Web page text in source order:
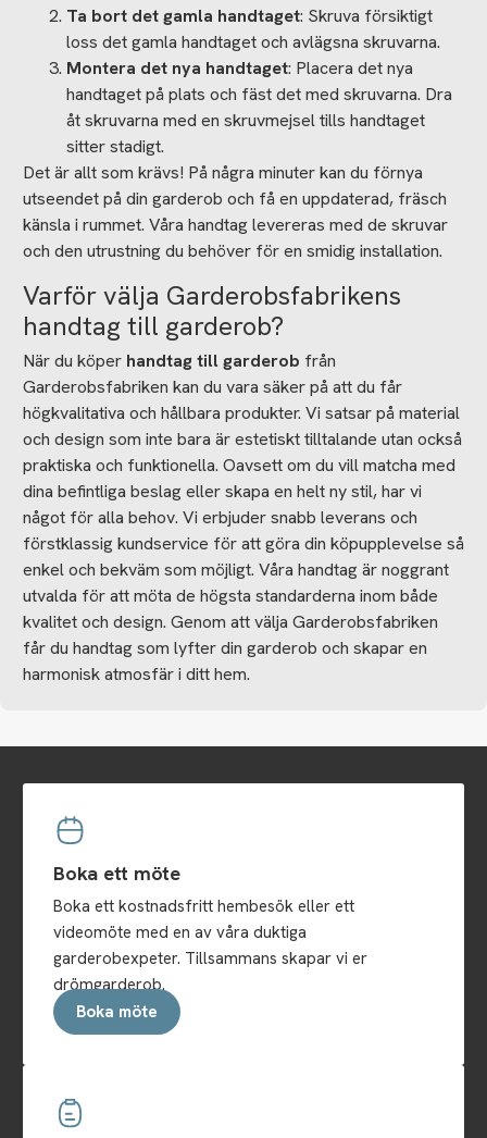
Ta bort det gamla handtaget: Skruva försiktigt
loss det gamla handtaget och avlägsna skruvarna.
Montera det nya handtaget: Placera det nya
handtaget på plats och fäst det med skruvarna. Dra
åt skruvarna med en skruvmejsel tills handtaget
sitter stadigt.
Det är allt som krävs! På några minuter kan du förnya
utseendet på din garderob och få en uppdaterad, fräsch
känsla i rummet. Våra handtag levereras med de skruvar
och den utrustning du behöver för en smidig installation.
Varför välja Garderobsfabrikens
handtag till garderob?
När du köper handtag till garderob från
Garderobsfabriken kan du vara säker på att du får
högkvalitativa och hållbara produkter. Vi satsar på material
och design som inte bara är estetiskt tilltalande utan också
praktiska och funktionella. Oavsett om du vill matcha med
dina befintliga beslag eller skapa en helt ny stil, har vi
något för alla behov. Vi erbjuder snabb leverans och
förstklassig kundservice för att göra din köpupplevelse så
enkel och bekväm som möjligt. Våra handtag är noggrant
utvalda för att möta de högsta standarderna inom både
kvalitet och design. Genom att välja Garderobsfabriken
får du handtag som lyfter din garderob och skapar en
harmonisk atmosfär i ditt hem.
Boka ett möte
Boka ett kostnadsfritt hembesök eller ett
videomöte med en av våra duktiga
garderobexpeter. Tillsammans skapar vi er
drömgarderob.
Boka möte